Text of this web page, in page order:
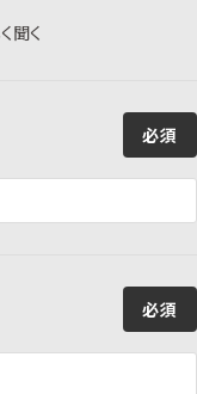
聞く
必須
必須